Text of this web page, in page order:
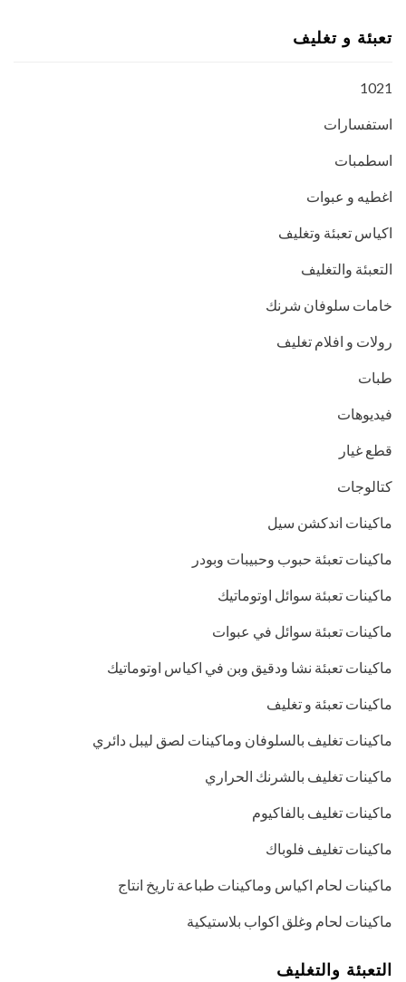
تعبئة و تغليف
1021
استفسارات
اسطمبات
اغطيه و عبوات
اكياس تعبئة وتغليف
التعبئة والتغليف
خامات سلوفان شرنك
رولات و افلام تغليف
طبات
فيديوهات
قطع غيار
كتالوجات
ماكينات اندكشن سيل
ماكينات تعبئة حبوب وحبيبات وبودر
ماكينات تعبئة سوائل اوتوماتيك
ماكينات تعبئة سوائل في عبوات
ماكينات تعبئة نشا ودقيق وبن في اكياس اوتوماتيك
ماكينات تعبئة و تغليف
ماكينات تغليف بالسلوفان وماكينات لصق ليبل دائري
ماكينات تغليف بالشرنك الحراري
ماكينات تغليف بالفاكيوم
ماكينات تغليف فلوباك
ماكينات لحام اكياس وماكينات طباعة تاريخ انتاج
ماكينات لحام وغلق اكواب بلاستيكية
التعبئة والتغليف